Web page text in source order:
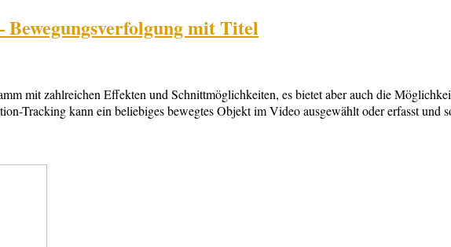
mit Titel
mit zahlreichen Effekten und Schnittmöglichkeiten, es bietet aber auch die
Tracking kann ein beliebiges bewegtes Objekt im Video ausgewählt oder erfasst und